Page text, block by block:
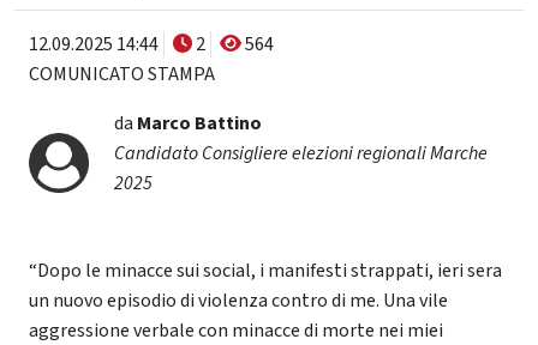
12.09.2025 14:44 2
564
COMUNICATO STAMPA
da Marco Battino
Candidato Consigliere elezioni regionali Marche
2025
“Dopo le minacce sui social, i manifesti strappati, ieri sera
un nuovo episodio di violenza contro di me. Una vile
aggressione verbale con minacce di morte nei miei